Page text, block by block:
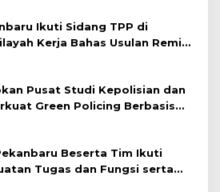
Ikuti Sidang TPP di
Kerja Bahas Usulan Remisi
Kemerdekaan
Pusat Studi Kepolisian dan
Green Policing Berbasis
Beserta Tim Ikuti
Tugas dan Fungsi serta
WBP ke Lapas Terbuka